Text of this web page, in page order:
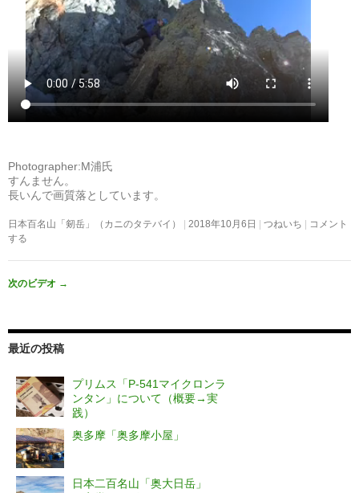
Photographer:M浦氏
すんません。
長いんで画質落としています。
日本百名山「剱岳」（カニのタテバイ） 2018年10月6日 つねいち
コメント
する
次のビデオ →
最近の投稿
プリムス「P-541マイクロンラ
ンタン」について（概要→実
践）
奥多摩「奥多摩小屋」
日本二百名山「奥大日岳」